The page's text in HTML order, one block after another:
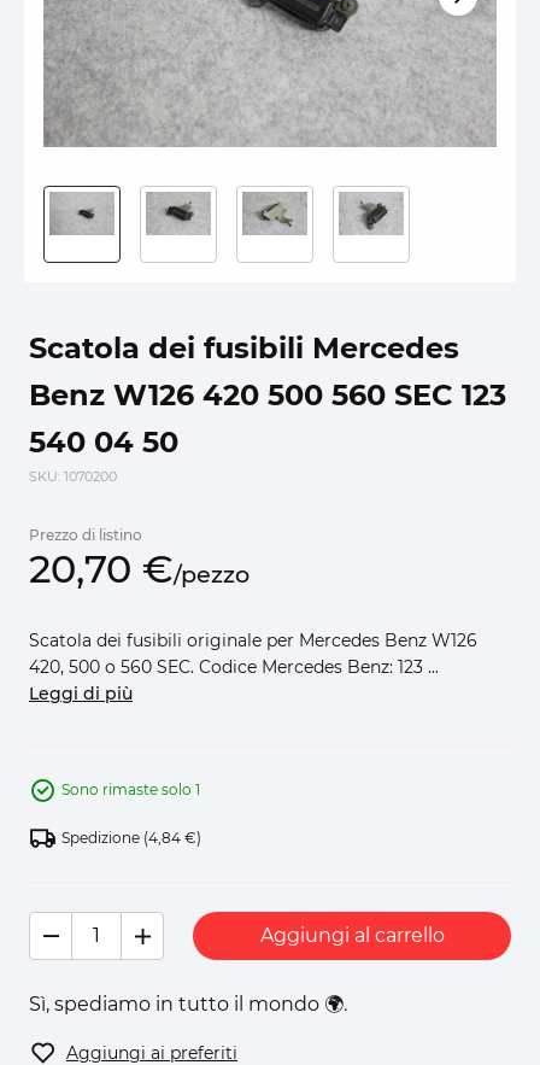
Scatola dei fusibili Mercedes
Benz W126 420 500 560 SEC 123
540 04 50
SKU: 1070200
Prezzo di listino
20,70 €/pezzo
Scatola dei fusibili originale per Mercedes Benz W126
420, 500 o 560 SEC. Codice Mercedes Benz: 123 ...
Leggi di più
Sono rimaste solo 1
Spedizione (4,84 €)
Aggiungi al carrello
Sì, spediamo in tutto il mondo 🌍.
Aggiungi ai preferiti